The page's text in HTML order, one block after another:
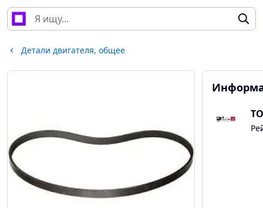
Детали двигателя, общее